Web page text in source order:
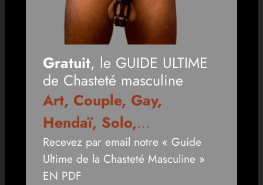
Gratuit, le GUIDE ULTIME
de Chasteté masculine
Art, Couple, Gay,
Hendaï, Solo,…
Recevez par email notre « Guide
Ultime de la Chasteté Masculine »
EN PDF